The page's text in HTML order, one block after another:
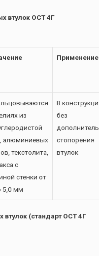
втулок ОСТ 4Г
Применение
из
алюминиевых
текстолита,
с
стенки от
5,0 мм
В
без
стопорения
втулок
(стандарт ОСТ 4Г